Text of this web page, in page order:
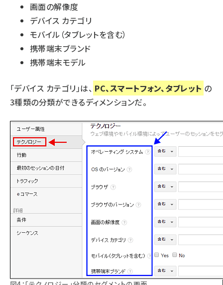
画面の解像度
デバイス カテゴリ
モバイル（タブレットを含む）
携帯端末ブランド
携帯端末モデル
「デバイス カテゴリ」は、 PC、スマートフォン、タブレット の
3種類の分類ができるディメンションだ。